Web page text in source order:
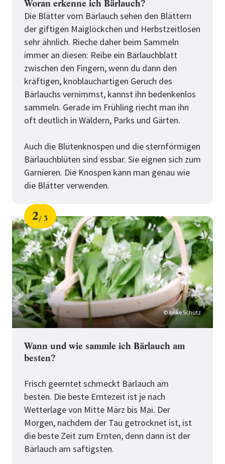
Woran erkenne ich Bärlauch?
Die Blätter vom Bärlauch sehen den Blättern
der giftigen Maiglöckchen und Herbstzeitlosen
sehr ähnlich. Rieche daher beim Sammeln
immer an diesen: Reibe ein Bärlauchblatt
zwischen den Fingern, wenn du dann den
kräftigen, knoblauchartigen Geruch des
Bärlauchs vernimmst, kannst ihn bedenkenlos
sammeln. Gerade im Frühling riecht man ihn
oft deutlich in Wäldern, Parks und Gärten.
Auch die Blütenknospen und die sternförmigen
Bärlauchblüten sind essbar. Sie eignen sich zum
Garnieren. Die Knospen kann man genau wie
die Blätter verwenden.
Schritt
2
von
3
für
Tipps
fürs
Bärlauchsammeln
© Anke Schütz
Wann und wie sammle ich Bärlauch am
besten?
Frisch geerntet schmeckt Bärlauch am
besten. Die beste Erntezeit ist je nach
Wetterlage von Mitte März bis Mai. Der
Morgen, nachdem der Tau getrocknet ist, ist
die beste Zeit zum Ernten, denn dann ist der
Bärlauch am saftigsten.